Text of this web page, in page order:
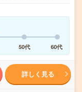
50代 60代
詳しく見る